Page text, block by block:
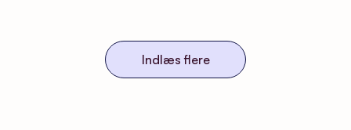
Indlæs flere